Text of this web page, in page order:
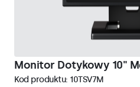
Monitor Dotykowy 10"
Kod produktu: 10TSV7M